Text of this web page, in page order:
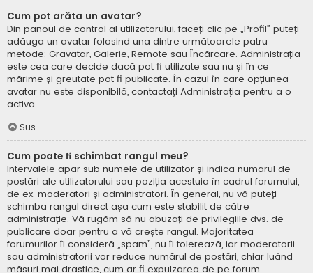
Cum pot arăta un avatar?
Din panoul de control al utilizatorului, faceți clic pe „Profil” puteți
adăuga un avatar folosind una dintre următoarele patru
metode: Gravatar, Galerie, Remote sau Încărcare. Administrația
este cea care decide dacă pot fi utilizate sau nu și în ce
mărime și greutate pot fi publicate. În cazul în care opțiunea
avatar nu este disponibilă, contactați Administrația pentru a o
activa.
Sus
Cum poate fi schimbat rangul meu?
Intervalele apar sub numele de utilizator și indică numărul de
postări ale utilizatorului sau poziția acestuia în cadrul forumului,
de ex. moderatori și administratori. În general, nu vă puteți
schimba rangul direct așa cum este stabilit de către
administrație. Vă rugăm să nu abuzați de privilegiile dvs. de
publicare doar pentru a vă crește rangul. Majoritatea
forumurilor îl consideră „spam”, nu îl tolerează, iar moderatorii
sau administratorii vor reduce numărul de postări, chiar luând
măsuri mai drastice, cum ar fi expulzarea de pe forum.